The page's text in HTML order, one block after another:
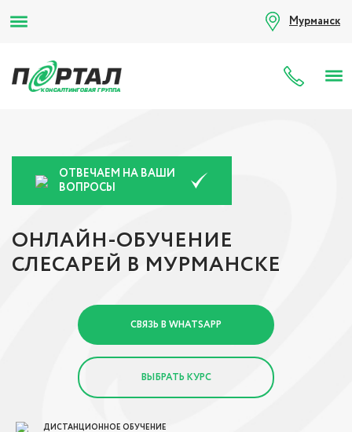
Мурманск
8
ОТВЕЧАЕМ НА ВАШИ
ВОПРОСЫ
ОНЛАЙН-ОБУЧЕНИЕ
СЛЕСАРЕЙ В МУРМАНСКЕ
СВЯЗЬ В WHATSAPP
ВЫБРАТЬ КУРС
ДИСТАНЦИОННОЕ ОБУЧЕНИЕ